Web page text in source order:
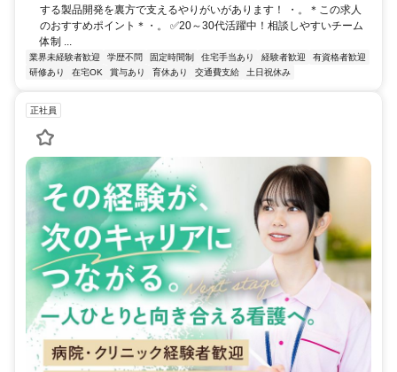
する製品開発を裏方で支えるやりがいがあります！ ・。＊この求人
のおすすめポイント＊・。 ✅20～30代活躍中！相談しやすいチーム
体制 ...
業界未経験者歓迎 学歴不問 固定時間制 住宅手当あり 経験者歓迎
有資格者歓迎
研修あり
在宅OK 賞与あり 育休あり 交通費支給 土日祝休み
正社員